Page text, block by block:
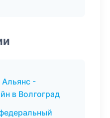
Альянс -
в Волгоград